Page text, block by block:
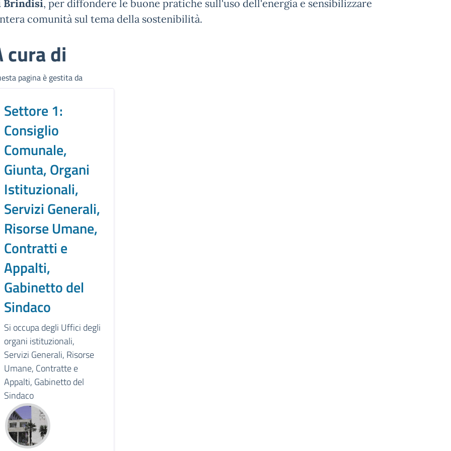
Brindisi, per diffondere le buone pratiche sull'uso dell'energia e sensibilizzare
comunità sul tema della sostenibilità.
cura di
pagina è gestita da
Settore 1:
Consiglio
Comunale,
Giunta, Organi
Istituzionali,
Servizi Generali,
Risorse Umane,
Contratti e
Appalti,
Gabinetto del
Sindaco
Si occupa degli Uffici degli
organi istituzionali,
Servizi Generali, Risorse
Umane, Contratte e
Appalti, Gabinetto del
Sindaco